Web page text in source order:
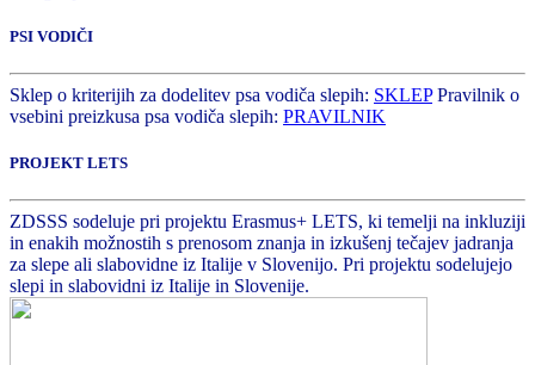
PSI VODIČI
Sklep o kriterijih za dodelitev psa vodiča slepih: SKLEPPravilnik o
vsebini preizkusa psa vodiča slepih: PRAVILNIK
PROJEKT LETS
ZDSSS sodeluje pri projektu Erasmus+ LETS, ki temelji na inkluziji
in enakih možnostih s prenosom znanja in izkušenj tečajev jadranja
za slepe ali slabovidne iz Italije v Slovenijo. Pri projektu sodelujejo
slepi in slabovidni iz Italije in Slovenije.